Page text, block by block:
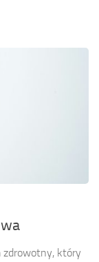
zdrowotny, który